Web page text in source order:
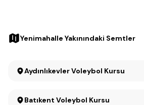
Yenimahalle Yakınındaki Semtler
Aydınlıkevler Voleybol Kursu
Batıkent Voleybol Kursu